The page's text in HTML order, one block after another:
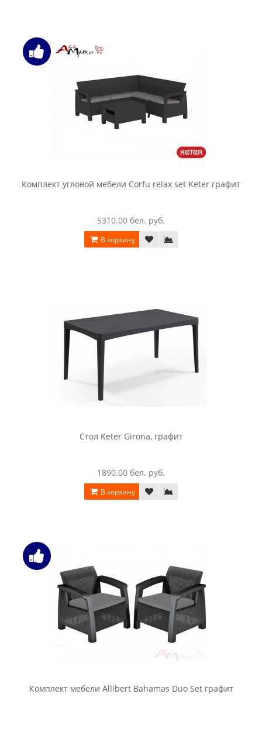
Комплект угловой мебели Corfu relax set Keter графит
5310.00 бел. руб.
В корзину
Стол Keter Girona, графит
1890.00 бел. руб.
В корзину
Комплект мебели Allibert Bahamas Duo Set графит